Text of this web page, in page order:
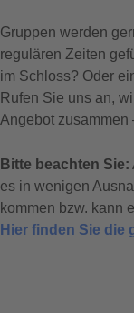
Gruppen werden
regulären Zeiten
im Schloss? Oder
Rufen Sie uns an,
Angebot zusammen
Bitte beachten Sie:
es in wenigen
kommen bzw. kann
Hier finden Sie die